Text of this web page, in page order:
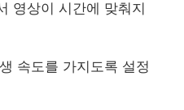
영상이 시간에 맞춰지
속도를 가지도록 설정